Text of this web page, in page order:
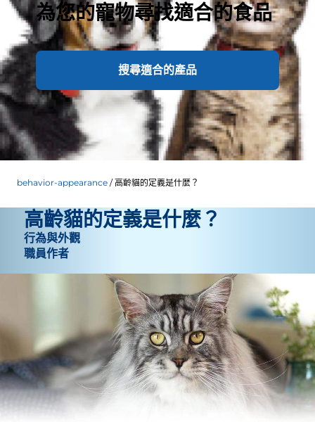
為您的寵物尋找適合的食品
搜尋適合的產品
behavior-appearance 高齡貓的定義是什麼？
高齡貓的定義是什麼？
行為與外觀
職員作者